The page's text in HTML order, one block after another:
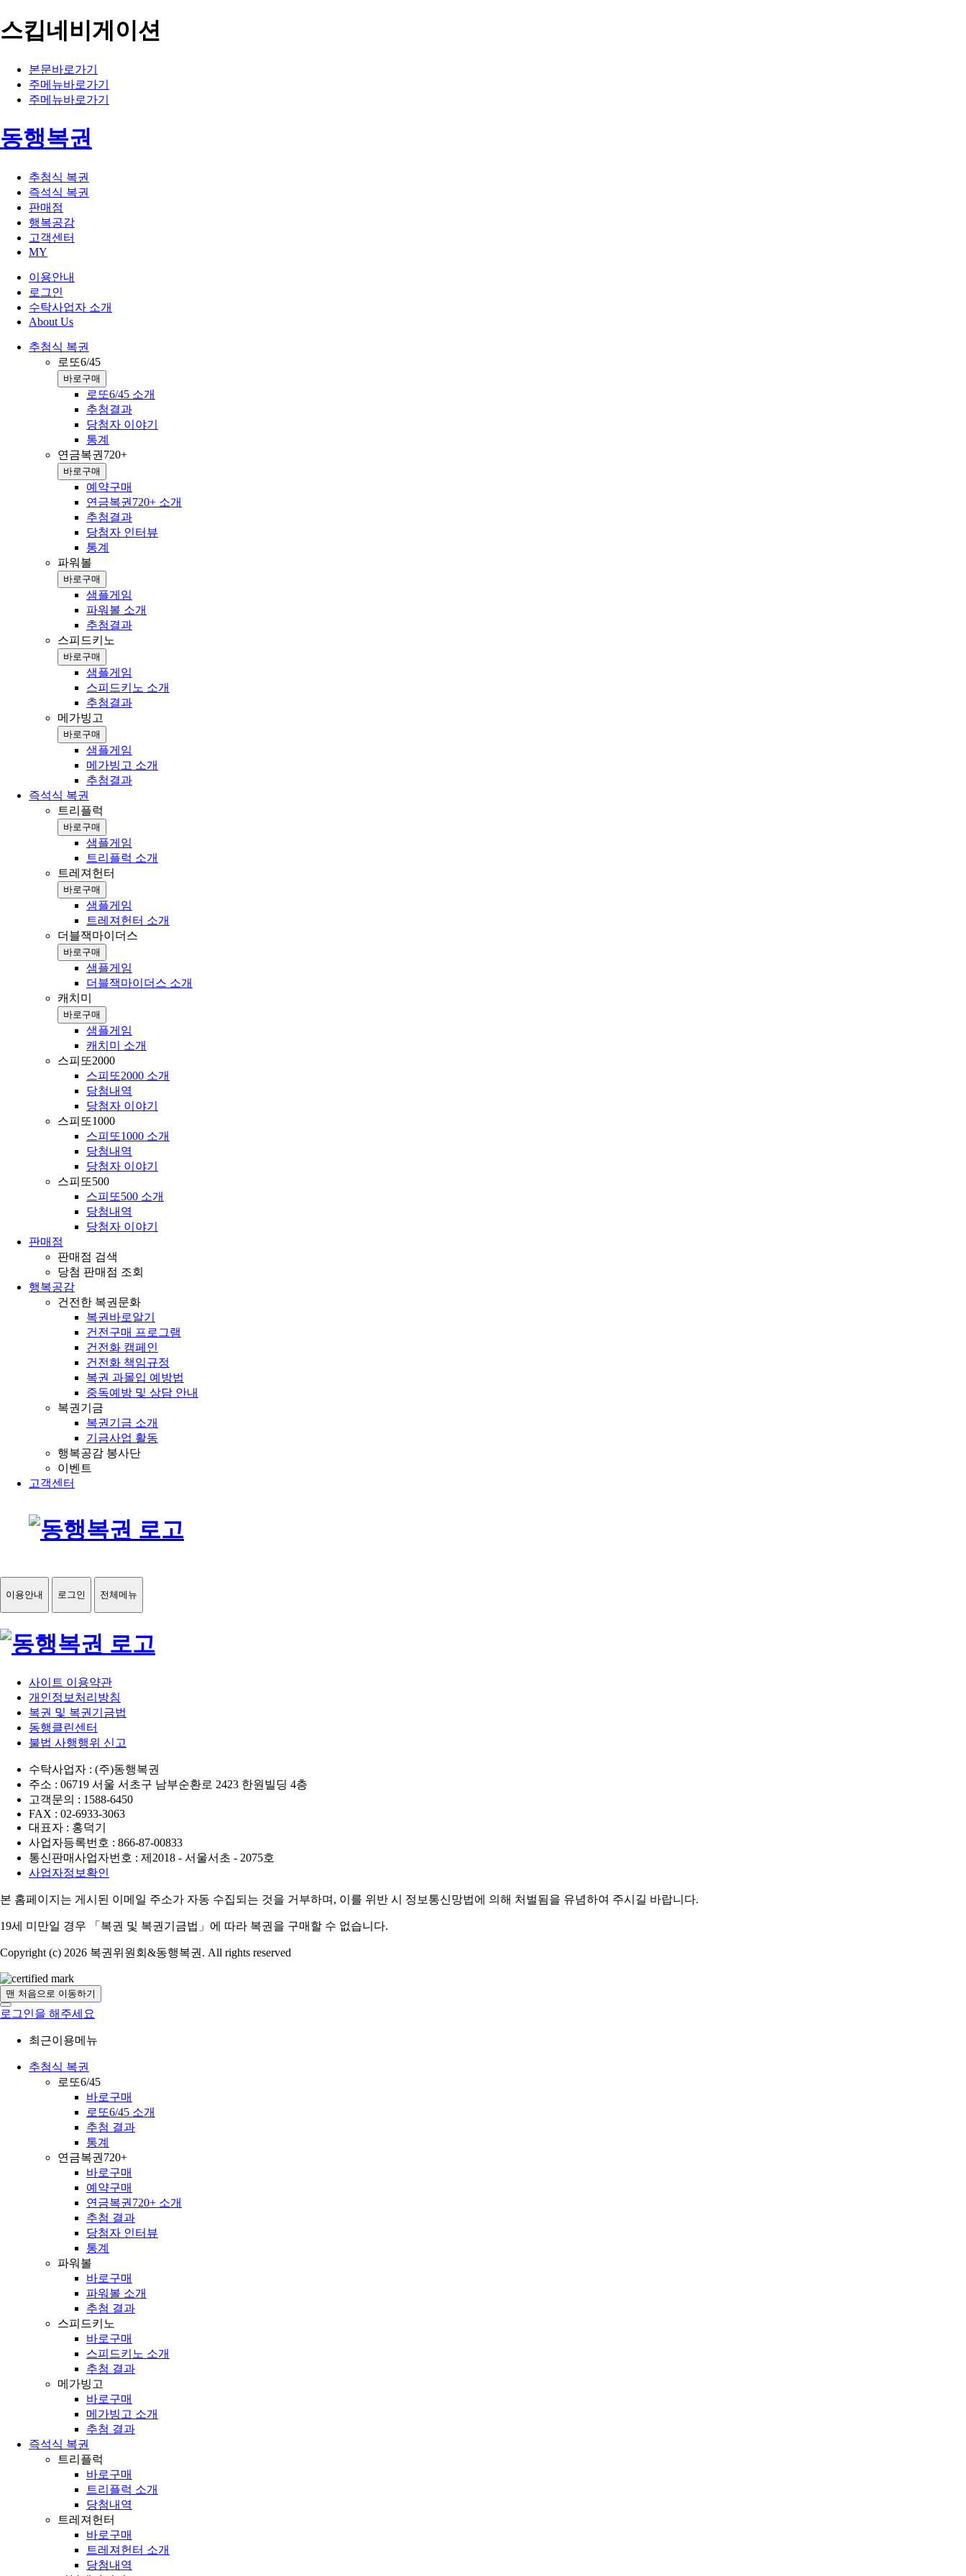
스킵네비게이션
본문바로가기
주메뉴바로가기
주메뉴바로가기
동행복권
추첨식 복권
즉석식 복권
판매점
행복공감
고객센터
MY
이용안내
로그인
수탁사업자 소개
About Us
추첨식 복권
로또6/45
바로구매
로또6/45 소개
추첨결과
당첨자 이야기
통계
연금복권720+
바로구매
예약구매
연금복권720+ 소개
추첨결과
당첨자 인터뷰
통계
파워볼
바로구매
샘플게임
파워볼 소개
추첨결과
스피드키노
바로구매
샘플게임
스피드키노 소개
추첨결과
메가빙고
바로구매
샘플게임
메가빙고 소개
추첨결과
즉석식 복권
트리플럭
바로구매
샘플게임
트리플럭 소개
트레져헌터
바로구매
샘플게임
트레져헌터 소개
더블잭마이더스
바로구매
샘플게임
더블잭마이더스 소개
캐치미
바로구매
샘플게임
캐치미 소개
스피또2000
스피또2000 소개
당첨내역
당첨자 이야기
스피또1000
스피또1000 소개
당첨내역
당첨자 이야기
스피또500
스피또500 소개
당첨내역
당첨자 이야기
판매점
판매점 검색
당첨 판매점 조회
행복공감
건전한 복권문화
복권바로알기
건전구매 프로그램
건전화 캠페인
건전화 책임규정
복권 과몰입 예방법
중독예방 및 상담 안내
복권기금
복권기금 소개
기금사업 활동
행복공감 봉사단
이벤트
고객센터
이용안내 로그인 전체메뉴
사이트 이용약관
개인정보처리방침
복권 및 복권기금법
동행클린센터
불법 사행행위 신고
수탁사업자 : (주)동행복권
주소 : 06719 서울 서초구 남부순환로 2423 한원빌딩 4층
고객문의 : 1588-6450
FAX : 02-6933-3063
대표자 : 홍덕기
사업자등록번호 : 866-87-00833
통신판매사업자번호 : 제2018 - 서울서초 - 2075호
사업자정보확인
본 홈페이지는 게시된 이메일 주소가 자동 수집되는 것을 거부하며, 이를 위반 시 정보통신망법에 의해 처벌됨을 유념하여 주시길 바랍니다.
19세 미만일 경우 「복권 및 복권기금법」에 따라 복권을 구매할 수 없습니다.
Copyright (c) 2026 복권위원회&동행복권. All rights reserved
맨 처음으로 이동하기
로그인을 해주세요
최근이용메뉴
추첨식 복권
로또6/45
바로구매
로또6/45 소개
추첨 결과
통계
연금복권720+
바로구매
예약구매
연금복권720+ 소개
추첨 결과
당첨자 인터뷰
통계
파워볼
바로구매
파워볼 소개
추첨 결과
스피드키노
바로구매
스피드키노 소개
추첨 결과
메가빙고
바로구매
메가빙고 소개
추첨 결과
즉석식 복권
트리플럭
바로구매
트리플럭 소개
당첨내역
트레져헌터
바로구매
트레져헌터 소개
당첨내역